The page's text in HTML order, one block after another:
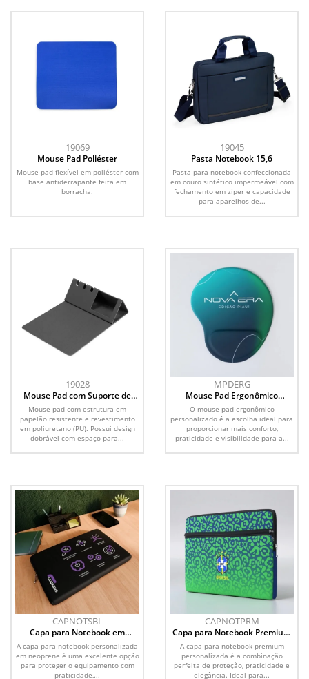
19069
Mouse Pad Poliéster
Mouse pad flexível em poliéster com
base antiderrapante feita em
borracha.
19045
Pasta Notebook 15,6
Pasta para notebook confeccionada
em couro sintético impermeável com
fechamento em zíper e capacidade
para aparelhos de...
19028
Mouse Pad com Suporte de
Celular
Mouse pad com estrutura em
papelão resistente e revestimento
em poliuretano (PU). Possui design
dobrável com espaço para...
MPDERG
Mouse Pad Ergonômico
Personalizado
O mouse pad ergonômico
personalizado é a escolha ideal para
proporcionar mais conforto,
praticidade e visibilidade para a...
CAPNOTSBL
Capa para Notebook em
Sublimação Personalizada
A capa para notebook personalizada
em neoprene é uma excelente opção
para proteger o equipamento com
praticidade,...
CAPNOTPRM
Capa para Notebook Premium
Personalizada
A capa para notebook premium
personalizada é a combinação
perfeita de proteção, praticidade e
elegância. Ideal para...